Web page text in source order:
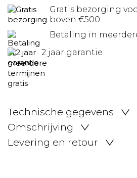
Gratis bezorging
boven €500
Betaling in
2 jaar garantie
Technische gegevens
Omschrijving
Levering en retour